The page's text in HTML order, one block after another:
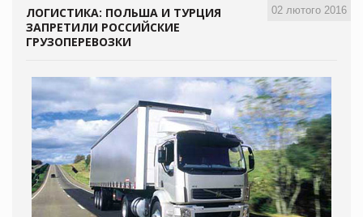
02 лютого 2016
ЛОГИСТИКА: ПОЛЬША И ТУРЦИЯ
ЗАПРЕТИЛИ РОССИЙСКИЕ
ГРУЗОПЕРЕВОЗКИ